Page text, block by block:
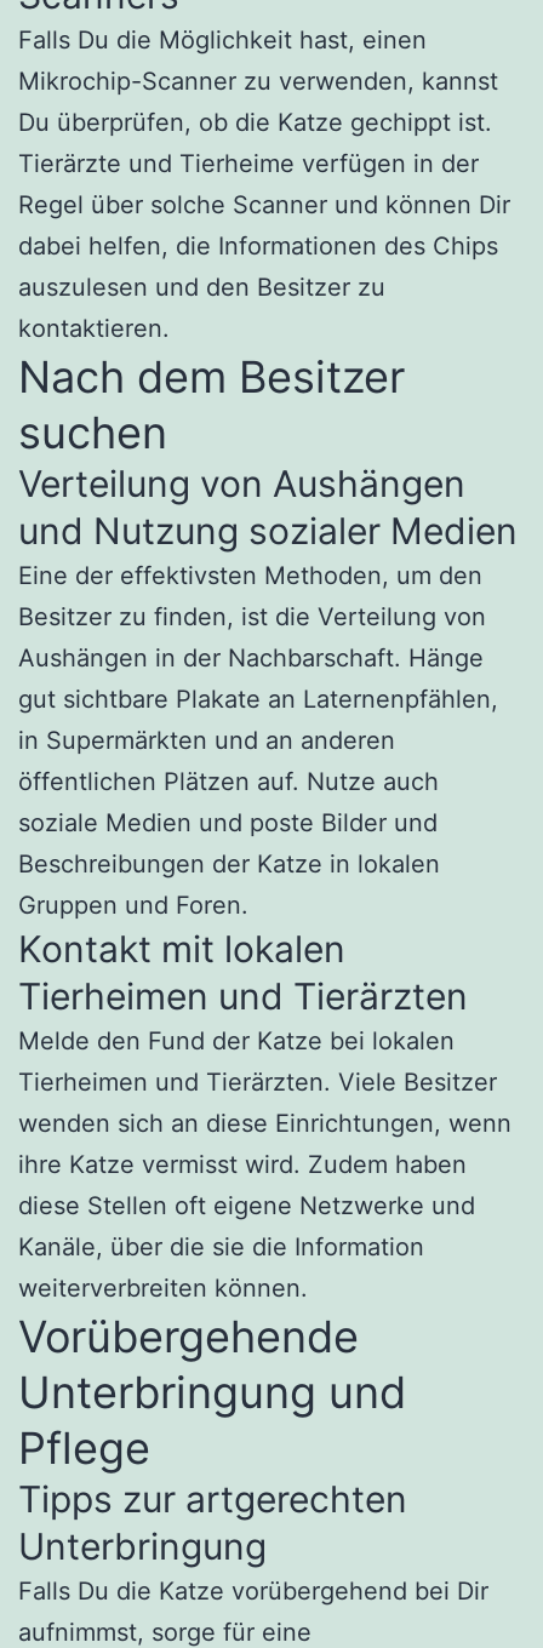
Falls Du die Möglichkeit hast, einen
Mikrochip-Scanner zu verwenden, kannst
Du überprüfen, ob die Katze gechippt ist.
Tierärzte und Tierheime verfügen in der
Regel über solche Scanner und können Dir
dabei helfen, die Informationen des Chips
auszulesen und den Besitzer zu
kontaktieren.
Nach dem Besitzer
suchen
Verteilung von Aushängen
und Nutzung sozialer Medien
Eine der effektivsten Methoden, um den
Besitzer zu finden, ist die Verteilung von
Aushängen in der Nachbarschaft. Hänge
gut sichtbare Plakate an Laternenpfählen,
in Supermärkten und an anderen
öffentlichen Plätzen auf. Nutze auch
soziale Medien und poste Bilder und
Beschreibungen der Katze in lokalen
Gruppen und Foren.
Kontakt mit lokalen
Tierheimen und Tierärzten
Melde den Fund der Katze bei lokalen
Tierheimen und Tierärzten. Viele Besitzer
wenden sich an diese Einrichtungen, wenn
ihre Katze vermisst wird. Zudem haben
diese Stellen oft eigene Netzwerke und
Kanäle, über die sie die Information
weiterverbreiten können.
Vorübergehende
Unterbringung und
Pflege
Tipps zur artgerechten
Unterbringung
Falls Du die Katze vorübergehend bei Dir
aufnimmst, sorge für eine